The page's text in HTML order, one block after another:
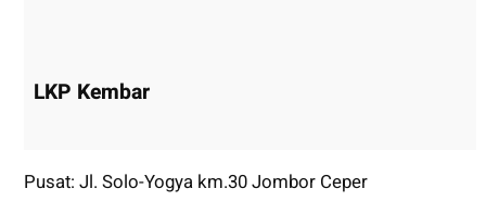
LKP Kembar
Pusat: Jl. Solo-Yogya km.30 Jombor Ceper